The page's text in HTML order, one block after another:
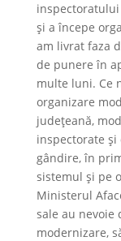
și a începe
am livrat faza
de punere în
multe luni. Ce
organizare
județeană,
inspectorate și
gândire, în
sistemul și pe
Ministerul
sale au nevoie
modernizare,